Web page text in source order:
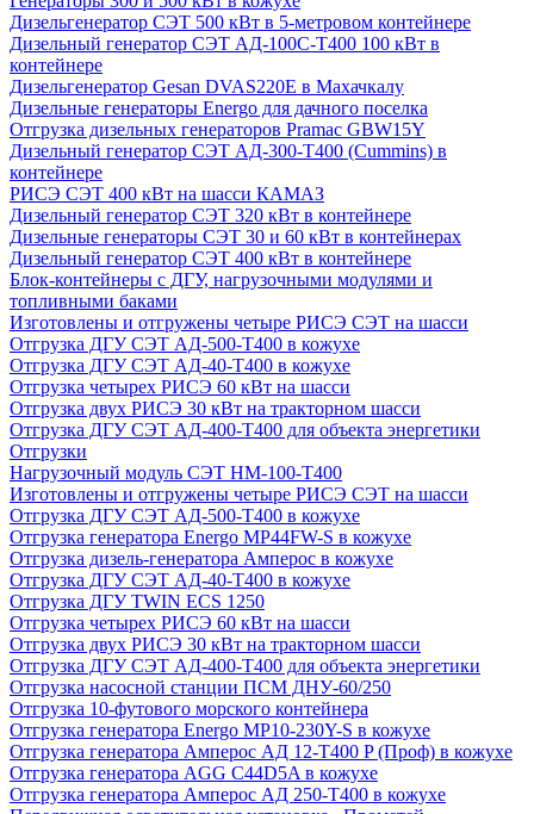
Дизельгенератор СЭТ 500 кВт в 5-метровом контейнере
Дизельный генератор СЭТ АД-100С-Т400 100 кВт в
контейнере
Дизельгенератор Gesan DVAS220E в Махачкалу
Дизельные генераторы Energo для дачного поселка
Отгрузка дизельных генераторов Pramac GВW15Y
Дизельный генератор СЭТ АД-300-Т400 (Cummins) в
контейнере
РИСЭ СЭТ 400 кВт на шасси КАМАЗ
Дизельный генератор СЭТ 320 кВт в контейнере
Дизельные генераторы СЭТ 30 и 60 кВт в контейнерах
Дизельный генератор СЭТ 400 кВт в контейнере
Блок-контейнеры с ДГУ, нагрузочными модулями и
топливными баками
Изготовлены и отгружены четыре РИСЭ СЭТ на шасси
Отгрузка ДГУ СЭТ АД-500-Т400 в кожухе
Отгрузка ДГУ СЭТ АД-40-Т400 в кожухе
Отгрузка четырех РИСЭ 60 кВт на шасси
Отгрузка двух РИСЭ 30 кВт на тракторном шасси
Отгрузка ДГУ СЭТ АД-400-Т400 для объекта энергетики
Отгрузки
Нагрузочный модуль СЭТ НМ-100-Т400
Изготовлены и отгружены четыре РИСЭ СЭТ на шасси
Отгрузка ДГУ СЭТ АД-500-Т400 в кожухе
Отгрузка генератора Energo MP44FW-S в кожухе
Отгрузка дизель-генератора Амперос в кожухе
Отгрузка ДГУ СЭТ АД-40-Т400 в кожухе
Отгрузка ДГУ TWIN ECS 1250
Отгрузка четырех РИСЭ 60 кВт на шасси
Отгрузка двух РИСЭ 30 кВт на тракторном шасси
Отгрузка ДГУ СЭТ АД-400-Т400 для объекта энергетики
Отгрузка насосной станции ПСМ ДНУ-60/250
Отгрузка 10-футового морского контейнера
Отгрузка генератора Energo MP10-230Y-S в кожухе
Отгрузка генератора Амперос АД 12-Т400 P (Проф) в кожухе
Отгрузка генератора AGG C44D5A в кожухе
Отгрузка генератора Амперос АД 250-Т400 в кожухе